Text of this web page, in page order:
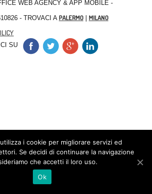
WEB AGENCY & APP MOBILE -
- TROVACI A PALERMO MILANO
SU
i cookie per migliorare servizi ed
Se decidi di continuare la navigazione
che accetti il loro uso.
Ok